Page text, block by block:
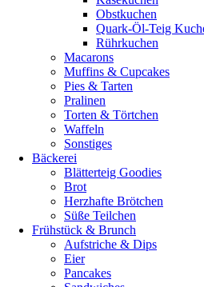
Obstkuchen
Quark-Öl-Teig
Rührkuchen
Macarons
Muffins & Cupcakes
Pies & Tarten
Pralinen
Torten & Törtchen
Waffeln
Sonstiges
Bäckerei
Blätterteig Goodies
Brot
Herzhafte Brötchen
Süße Teilchen
Frühstück & Brunch
Aufstriche & Dips
Eier
Pancakes